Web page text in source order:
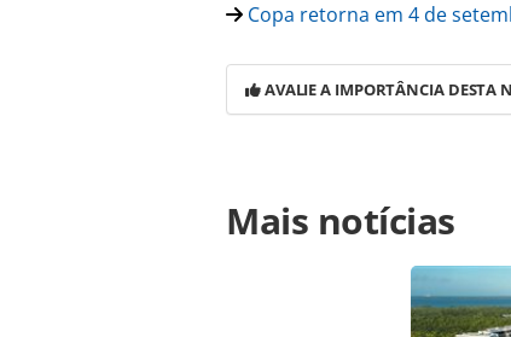
Copa retorna em 4 de
AVALIE A IMPORTÂNCIA DESTA
https://www.panrotas.com.br/
hibrido-para-aereas-em-
página. Todo o conteúdo
brasileira sobre direito autoral.
PANROTAS Editora
Mais notícias